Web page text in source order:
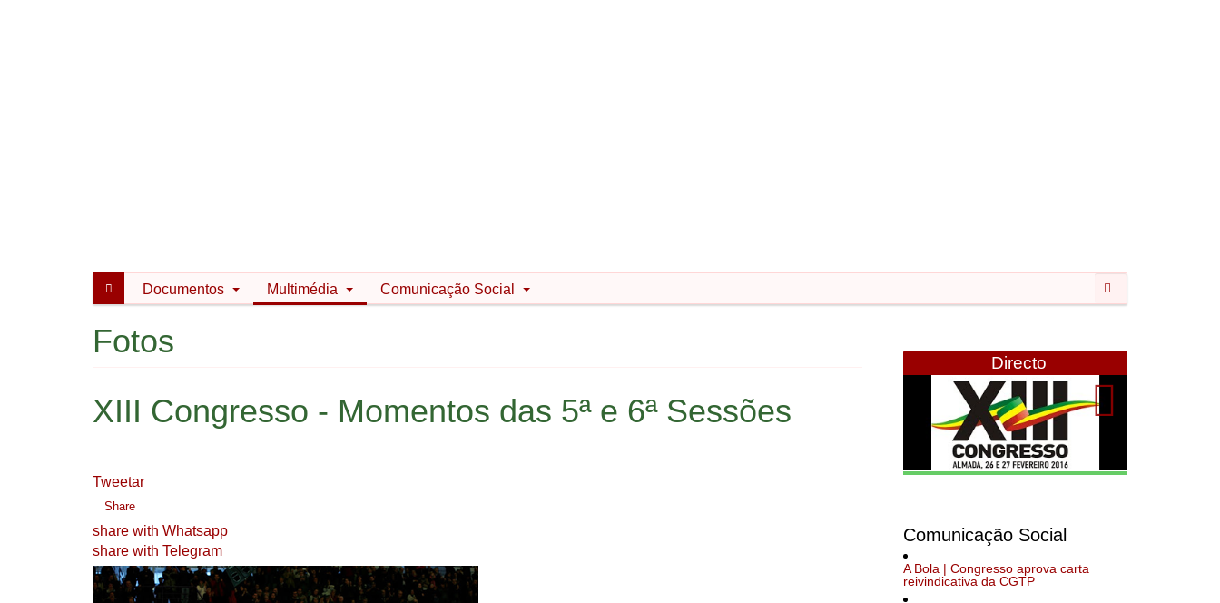
Pesquisar...
Documentos Multimédia Comunicação Social
Fotos
XIII Congresso - Momentos das 5ª e 6ª Sessões
Tweetar
Share
share with Whatsapp
share with Telegram
Directo
Comunicação Social
A Bola | Congresso aprova carta
reivindicativa da CGTP